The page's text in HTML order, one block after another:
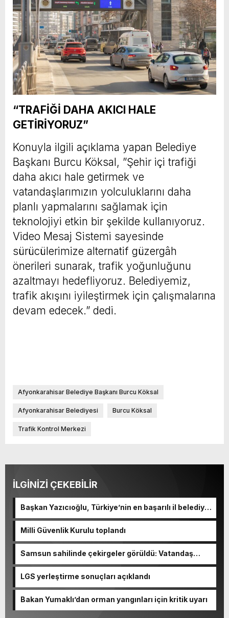
“TRAFİĞİ DAHA AKICI HALE
GETİRİYORUZ”
Konuyla ilgili açıklama yapan Belediye
Başkanı Burcu Köksal, ”Şehir içi trafiği
daha akıcı hale getirmek ve
vatandaşlarımızın yolculuklarını daha
planlı yapmalarını sağlamak için
teknolojiyi etkin bir şekilde kullanıyoruz.
Video Mesaj Sistemi sayesinde
sürücülerimize alternatif güzergâh
önerileri sunarak, trafik yoğunluğunu
azaltmayı hedefliyoruz. Belediyemiz,
trafik akışını iyileştirmek için çalışmalarına
devam edecek.” dedi.
Afyonkarahisar Belediye Başkanı Burcu Köksal
Afyonkarahisar Belediyesi Burcu Köksal
Trafik Kontrol Merkezi
İLGİNİZİ ÇEKEBİLİR
Başkan Yazıcıoğlu, Türkiye’nin en başarılı il belediye
Milli Güvenlik Kurulu toplandı
Samsun sahilinde çekirgeler görüldü: Vatandaş
LGS yerleştirme sonuçları açıklandı
Bakan Yumaklı’dan orman yangınları için kritik uyarı